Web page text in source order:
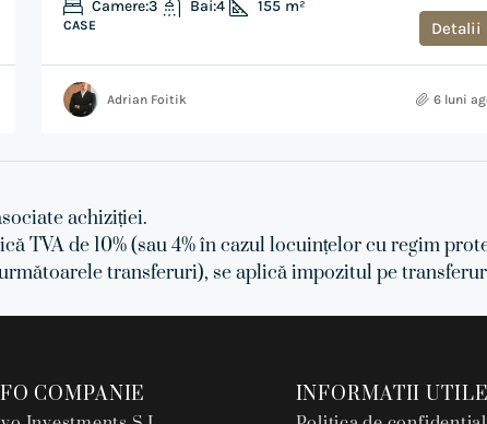
Camere:3 Bai:4 155 m²
CASE Detalii
Adrian Foitik 6 luni
achiziției.
TVA de 10% (sau 4% în cazul locuințelor cu regim
transferuri), se aplică impozitul pe
COMPANIE INFORMATII UTILE